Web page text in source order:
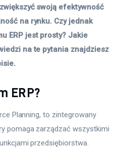
swoją efektywność
na rynku. Czy jednak
ERP jest prosty? Jakie
na te pytania znajdziesz
ERP?
Planning, to zintegrowany
pomaga zarządzać wszystkimi
przedsiębiorstwa.